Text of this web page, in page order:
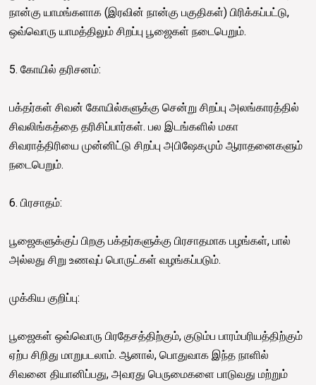
நான்கு யாமங்களாக (இரவின் நான்கு பகுதிகள்) பிரிக்கப்பட்டு,
ஒவ்வொரு யாமத்திலும் சிறப்பு பூஜைகள் நடைபெறும்.
5. கோயில் தரிசனம்:
பக்தர்கள் சிவன் கோயில்களுக்கு சென்று சிறப்பு அலங்காரத்தில்
சிவலிங்கத்தை தரிசிப்பார்கள். பல இடங்களில் மகா
சிவராத்திரியை முன்னிட்டு சிறப்பு அபிஷேகமும் ஆராதனைகளும்
நடைபெறும்.
6. பிரசாதம்:
பூஜைகளுக்குப் பிறகு பக்தர்களுக்கு பிரசாதமாக பழங்கள், பால்
அல்லது சிறு உணவுப் பொருட்கள் வழங்கப்படும்.
முக்கிய குறிப்பு:
பூஜைகள் ஒவ்வொரு பிரதேசத்திற்கும், குடும்ப பாரம்பரியத்திற்கும்
ஏற்ப சிறிது மாறுபடலாம். ஆனால், பொதுவாக இந்த நாளில்
சிவனை தியானிப்பது, அவரது பெருமைகளை பாடுவது மற்றும்